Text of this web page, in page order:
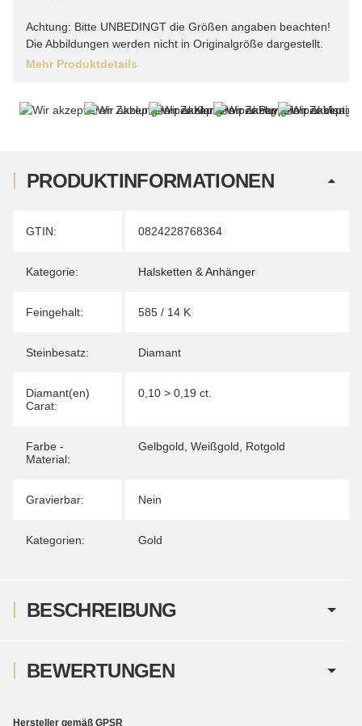
Achtung: Bitte UNBEDINGT die Größen angaben beachten!
Die Abbildungen werden nicht in Originalgröße dargestellt.
Mehr Produktdetails
PRODUKTINFORMATIONEN
Produkteigenschaft
Wert
GTIN: 0824228768364
Kategorie: Halsketten & Anhänger
Feingehalt: 585 / 14 K
Steinbesatz: Diamant
Diamant(en)
Carat:
0,10 > 0,19 ct.
Farbe -
Material:
Gelbgold Weißgold Rotgold
Gravierbar: Nein
Kategorien: Gold
BESCHREIBUNG
BEWERTUNGEN
Hersteller gemäß GPSR